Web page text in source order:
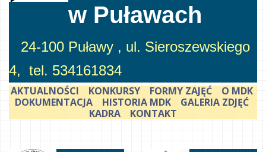
w Puławach
24-100 Puławy , ul. Sieroszewskiego
4, tel. 534161834
AKTUALNOŚCI KONKURSY FORMY ZAJĘĆ
O MDK
DOKUMENTACJA
HISTORIA MDK
GALERIA ZDJĘĆ
KADRA
KONTAKT